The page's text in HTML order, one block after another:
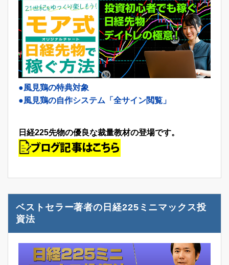
●風見鶏の特典対象
●風見鶏の自作システム「全サイン閲覧」
日経225先物の優良な裁量教材の登場です。
ベストセラー著者の日経225ミニマックス投
資法